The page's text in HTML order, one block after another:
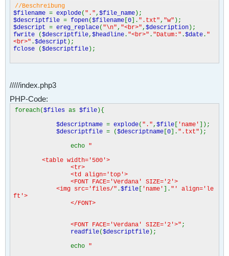
//Beschreibung
$filename = explode( "." , $file_name);
$descriptfile = fopen($filename [0]. ".txt" , "w" );
$descript = ereg_replace( "\n" , "<br>" , $description);
fwrite
($descriptfile, $headline . "<br>" . "Datum:" .$date . "
<br>" .$descript );
fclose
($descriptfile);
/////index.php3
PHP-Code:
foreach($files as $file){
$descriptname = explode( "." , $file [ 'name' ]);
$descriptfile = ($descriptname [0]. ".txt" );
echo "
<table width='500'>
<tr>
<td align='top'>
<FONT FACE='Verdana' SIZE='2'>
<img src='files/" .$file [ 'name' ]. "' align='le
ft'>
</FONT>
<FONT FACE='Verdana' SIZE='2'>" ;
readfile($descriptfile);
echo "